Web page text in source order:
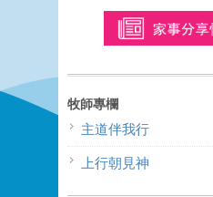
牧師專欄
主道伴我行
上行朝見神